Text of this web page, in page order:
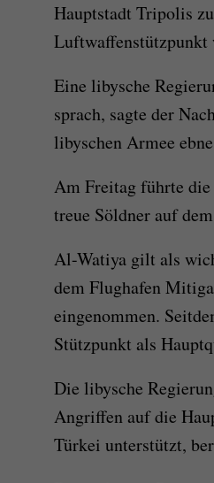
Hauptstadt Tripolis
Eine libysche
sprach, sagte der
libyschen Armee
Am Freitag führte
treue Söldner auf
Al-Watiya gilt als
dem Flughafen
eingenommen.
Stützpunkt als
Die libysche
Angriffen auf die
Türkei unterstützt,